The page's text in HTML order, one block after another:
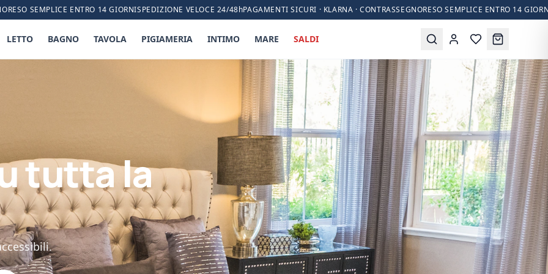
RESO SEMPLICE ENTRO 14 GIORNISPEDIZIONE VELOCE 24/48hPAGAMENTI SICURI · KLARNA · CONTRASSEGNORESO SEMPLICE ENTRO 14
LETTO BAGNO TAVOLA PIGIAMERIA INTIMO MARE SALDI
tutta la